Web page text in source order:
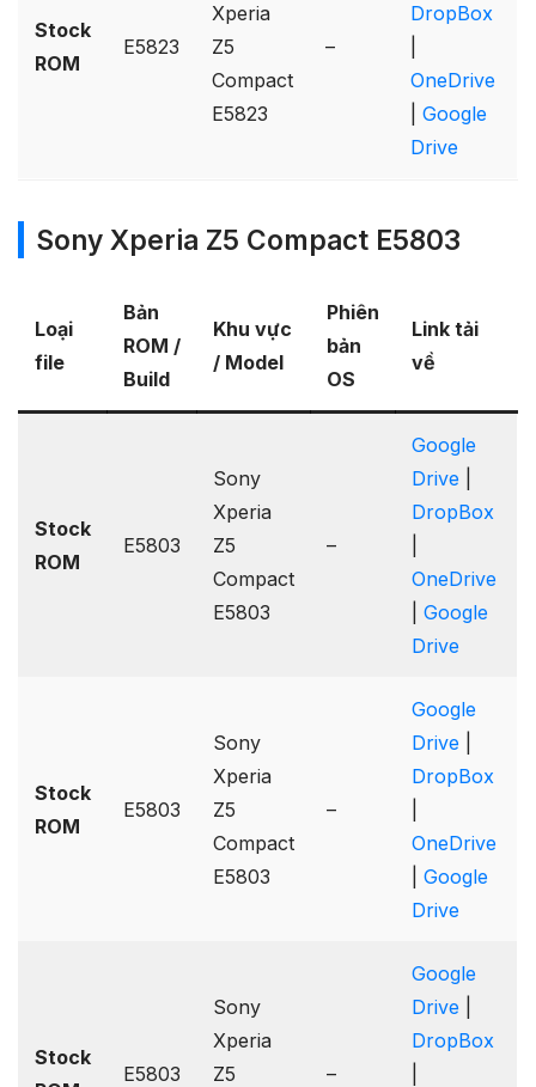
Stock
ROM
E5823
Xperia
Z5
Compact
E5823
–
DropBox
OneDrive
Google
Drive
Sony Xperia Z5 Compact E5803
Loại
file
Bản
ROM /
Build
Khu vực
/ Model
Phiên
bản
OS
Link tải
về
Stock
ROM
E5803
Sony
Xperia
Z5
Compact
E5803
–
Google
Drive
DropBox
OneDrive
Google
Drive
Stock
ROM
E5803
Sony
Xperia
Z5
Compact
E5803
–
Google
Drive|
DropBox
OneDrive
Google
Drive
Stock
E5803
Sony
Xperia
Z5
–
Google
Drive
DropBox